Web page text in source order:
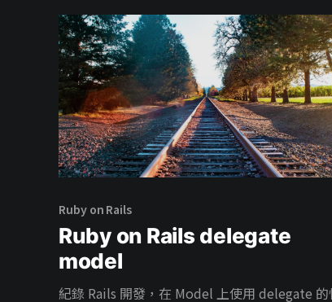
Ruby on Rails
Ruby on Rails delegate
model
紀錄 Rails 開發，在 Model 上使用 delegate 的